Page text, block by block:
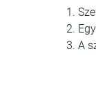
1.
2.
3. A